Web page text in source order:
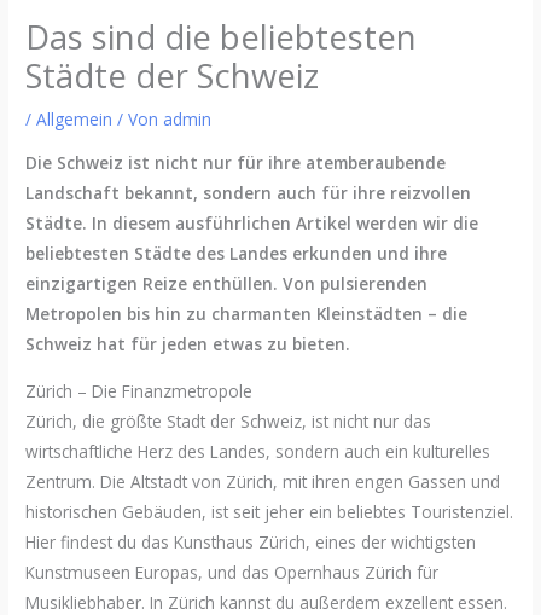
Das sind die beliebtesten
Städte der Schweiz
/Allgemein / Von admin
Die Schweiz ist nicht nur für ihre atemberaubende
Landschaft bekannt, sondern auch für ihre reizvollen
Städte. In diesem ausführlichen Artikel werden wir die
beliebtesten Städte des Landes erkunden und ihre
einzigartigen Reize enthüllen. Von pulsierenden
Metropolen bis hin zu charmanten Kleinstädten – die
Schweiz hat für jeden etwas zu bieten.
Zürich – Die Finanzmetropole
Zürich, die größte Stadt der Schweiz, ist nicht nur das
wirtschaftliche Herz des Landes, sondern auch ein kulturelles
Zentrum. Die Altstadt von Zürich, mit ihren engen Gassen und
historischen Gebäuden, ist seit jeher ein beliebtes Touristenziel.
Hier findest du das Kunsthaus Zürich, eines der wichtigsten
Kunstmuseen Europas, und das Opernhaus Zürich für
Musikliebhaber. In Zürich kannst du außerdem exzellent essen.